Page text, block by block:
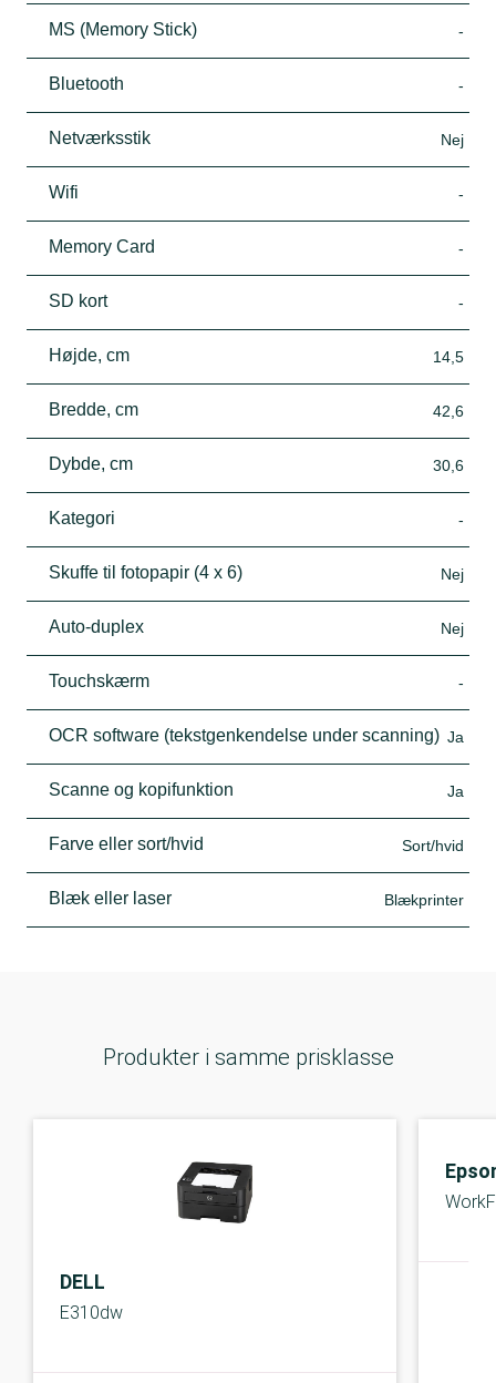
MS (Memory Stick) -
Bluetooth -
Netværksstik Nej
Wifi -
Memory Card -
SD kort -
Højde, cm 14,5
Bredde, cm 42,6
Dybde, cm 30,6
Kategori -
Skuffe til fotopapir (4 x 6) Nej
Auto-duplex Nej
Touchskærm -
OCR software (tekstgenkendelse under scanning) Ja
Scanne og kopifunktion Ja
Farve eller sort/hvid Sort/hvid
Blæk eller laser Blækprinter
Produkter i samme prisklasse
DELL
E310dw